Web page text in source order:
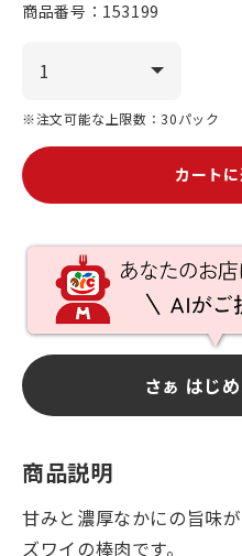
商品番号： 153199
※注文可能な上限数：30パック
カート
さぁ はじ
商品説明
甘みと濃厚なかにの旨味
ズワイの棒肉です。